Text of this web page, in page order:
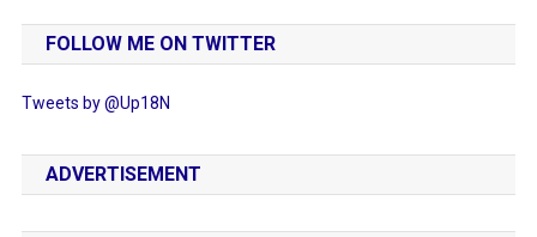
FOLLOW ME ON TWITTER
Tweets by @Up18N
ADVERTISEMENT